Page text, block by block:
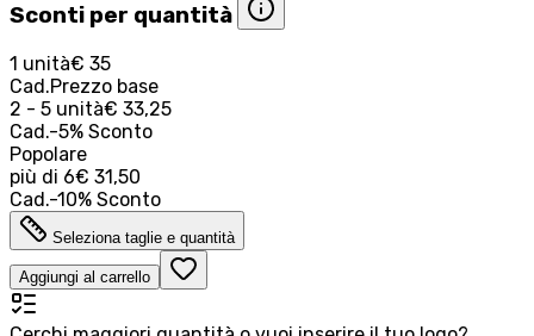
Sconti per quantità
1 unità€ 35
Cad.Prezzo base
2 - 5 unità€ 33,25
Cad.-5% Sconto
Popolare
più di 6€ 31,50
Cad.-10% Sconto
Seleziona taglie e quantità
Aggiungi al carrello